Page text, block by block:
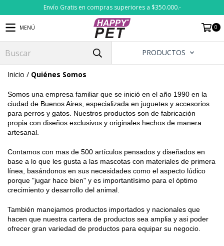
Envío Gratis en compras superiores a $350.000.-
MENÚ 0
PRODUCTOS
Inicio / Quiénes Somos
Somos una empresa familiar que se inició en el año 1990 en la
ciudad de Buenos Aires, especializada en juguetes y accesorios
para perros y gatos. Nuestros productos son de fabricación
propia con diseños exclusivos y originales hechos de manera
artesanal.
Contamos con mas de 500 artículos pensados y diseñados en
base a lo que les gusta a las mascotas con materiales de primera
línea, basándonos en sus necesidades como el aspecto lúdico
porque "jugar hace bien" y es importantísimo para el óptimo
crecimiento y desarrollo del animal.
También manejamos productos importados y nacionales que
hacen que nuestra cartera de productos sea amplia y asi poder
ofrecer gran variedad de productos para equipar su negocio.